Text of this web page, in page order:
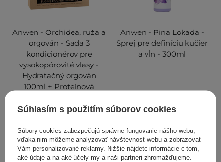
Anwen - Orchidea, ruža a
orgován - Sada 3
kondicionérov pre
vysokopórovité vlasy -
Hydratačný orgován
100ml + Proteínová
Zmäkčujúca ruža 100ml
10
11,00 €
Anwen - Pina Lokada -
Sprej pre definíciu kučier
a vĺn - 300ml
24
8,00 €
Súhlasím s použitím súborov cookies
Súbory cookies zabezpečujú správne fungovanie nášho webu;
vďaka nim môžeme analyzovať návštevnosť webu a zobrazovať
Vám personalizované reklamy. Nižšie nájdete informácie o tom,
aké údaje a na aké účely my a naši partneri zhromažďujeme.